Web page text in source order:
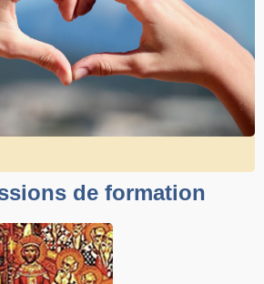
de formation